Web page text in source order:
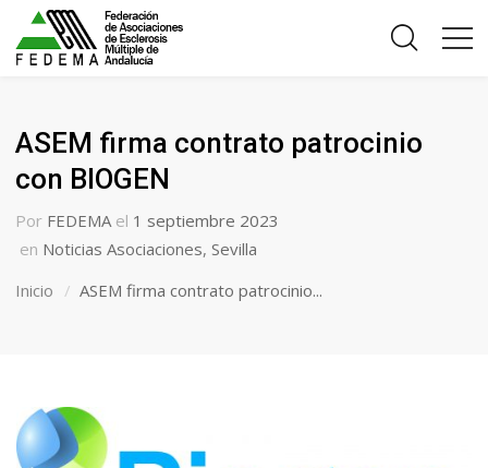
ASEM firma contrato patrocinio
con BIOGEN
Por FEDEMA el 1 septiembre 2023
en Noticias Asociaciones,Sevilla
Inicio
ASEM firma contrato patrocinio...